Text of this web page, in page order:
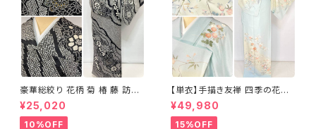
豪華総絞り 花柄 菊 椿 藤 訪問
着 鹿の子絞り ラメ 正絹 黒 白
グレー 1435
¥25,020
10%OFF
【単衣】手描き友禅 四季の花々
正絹 訪問着 水色 黄緑 白 パス
テルカラー 1431
¥49,980
15%OFF